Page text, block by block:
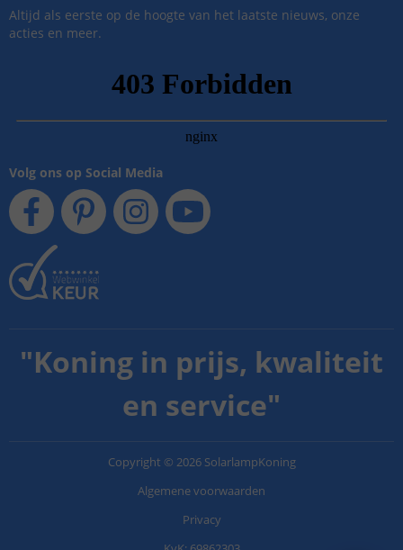
Altijd als eerste op de hoogte van het laatste nieuws, onze
acties en meer.
Volg ons op Social Media
"Koning in prijs, kwaliteit
en service"
Copyright © 2026 SolarlampKoning
Algemene voorwaarden
Privacy